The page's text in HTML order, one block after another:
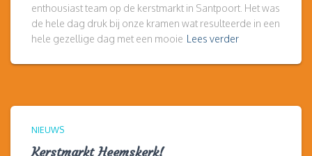
enthousiast team op de kerstmarkt in Santpoort. Het was
de hele dag druk bij onze kramen wat resulteerde in een
hele gezellige dag met een mooie Lees verder
NIEUWS
Kerstmarkt Heemskerk!